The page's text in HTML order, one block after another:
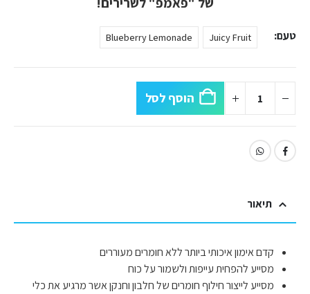
טעם Juicy Fruit
Blueberry Lemonade
הוסף לסל
תיאור
קדם אימון איכותי ביותר ללא חומרים מעוררים
מסייע להפחית עייפות ולשמור על כוח
מסייע לייצור חילוף חומרים של חלבון וחנקן אשר מרגיע את כלי